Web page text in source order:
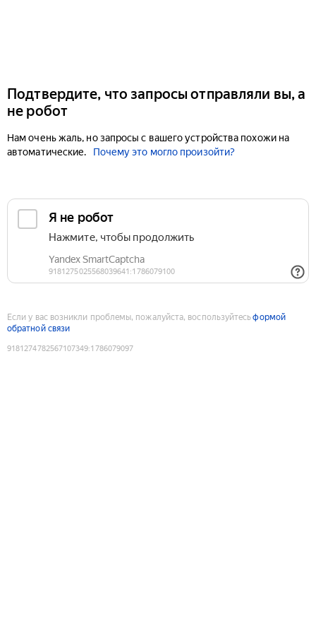
Подтвердите, что запросы отправляли вы, а
не робот
Нам очень жаль, но запросы с вашего устройства похожи на
автоматические.
Почему это могло произойти?
Если у вас возникли проблемы, пожалуйста, воспользуйтесьформой
обратной связи
9181274782567107349:1786079097